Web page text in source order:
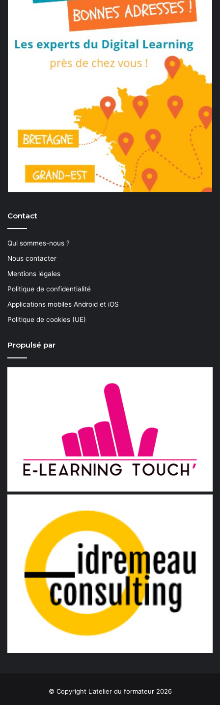
Contact
Qui sommes-nous ?
Nous contacter
Mentions légales
Politique de confidentialité
Applications mobiles Android et iOS
Politique de cookies (UE)
Propulsé par
© Copyright L'atelier du formateur 2026